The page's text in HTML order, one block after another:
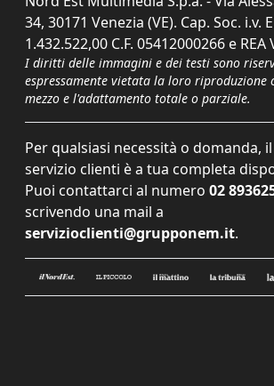
34, 30171 Venezia (VE). Cap. Soc. i.v.
1.432.522,00 C.F. 05412000266 e REA
I diritti delle immagini e dei testi sono
espressamente vietata la loro riproduzione
mezzo e l'adattamento totale o parziale.
Per qualsiasi necessità o domanda,
servizio clienti è a tua completa
Puoi contattarci al numero 02
scrivendo una mail a
servizioclienti@grupponem.it.